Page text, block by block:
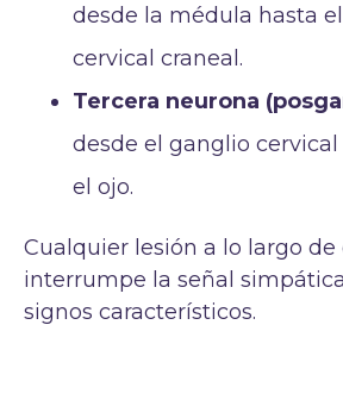
desde la médula hasta
cervical craneal.
Tercera neurona
desde el ganglio
el ojo.
Cualquier lesión a lo largo de
interrumpe la señal
signos característicos.